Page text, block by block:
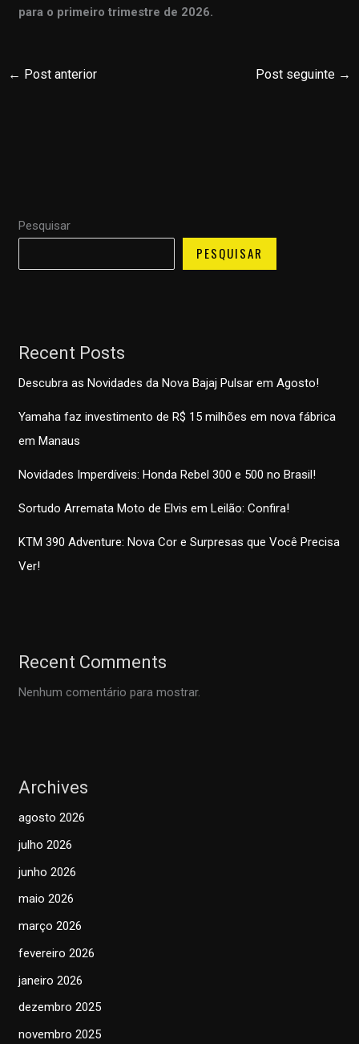
para o primeiro trimestre de 2026.
← Post anterior Post seguinte →
Pesquisar
PESQUISAR
Recent Posts
Descubra as Novidades da Nova Bajaj Pulsar em Agosto!
Yamaha faz investimento de R$ 15 milhões em nova fábrica
em Manaus
Novidades Imperdíveis: Honda Rebel 300 e 500 no Brasil!
Sortudo Arremata Moto de Elvis em Leilão: Confira!
KTM 390 Adventure: Nova Cor e Surpresas que Você Precisa
Ver!
Recent Comments
Nenhum comentário para mostrar.
Archives
agosto 2026
julho 2026
junho 2026
maio 2026
março 2026
fevereiro 2026
janeiro 2026
dezembro 2025
novembro 2025